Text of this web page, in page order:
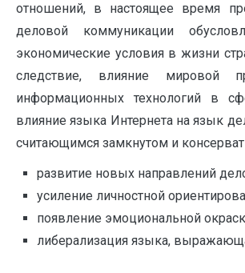
отношений, в настоящее время
деловой коммуникации
экономические условия в жизни
следствие, влияние мировой
информационных технологий в
влияние языка Интернета на язык
считающимся замкнутом и
развитие новых направлений
усиление личностной
появление эмоциональной
либерализация языка,